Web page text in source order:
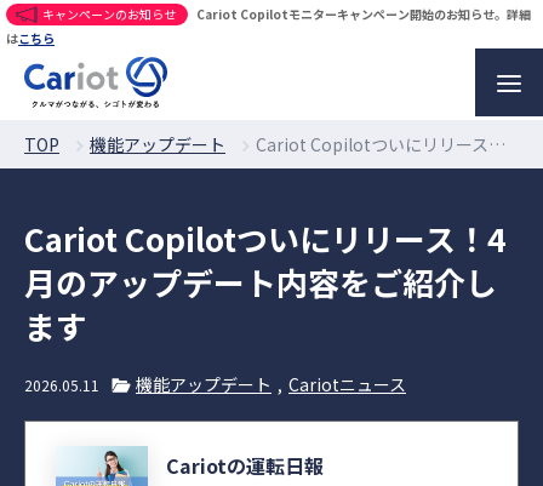
キャンペーンのお知らせ
Cariot Copilotモニターキャンペーン開始のお知らせ。詳細
はこちら
TOP 機能アップデート Cariot Copilotついにリリース！4月のアップデート内容をご紹介します
Cariot Copilotついにリリース！4
月のアップデート内容をご紹介し
ます
2026.05.11 機能アップデート Cariotニュース
Cariotの運転日報